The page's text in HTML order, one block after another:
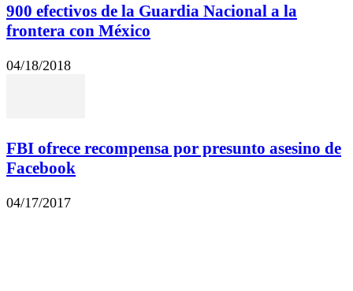
900 efectivos de la Guardia Nacional a la
frontera con México
04/18/2018
FBI ofrece recompensa por presunto asesino de
Facebook
04/17/2017